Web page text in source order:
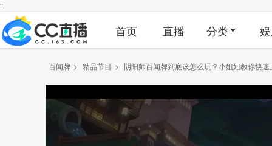
"
首页 直播 分类
百闻牌 > 精品节目 > 阴阳师百闻牌到底该怎么玩？小姐姐教你快速